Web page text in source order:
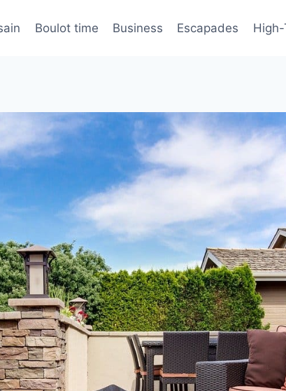
Boulot time Business Escapades High-